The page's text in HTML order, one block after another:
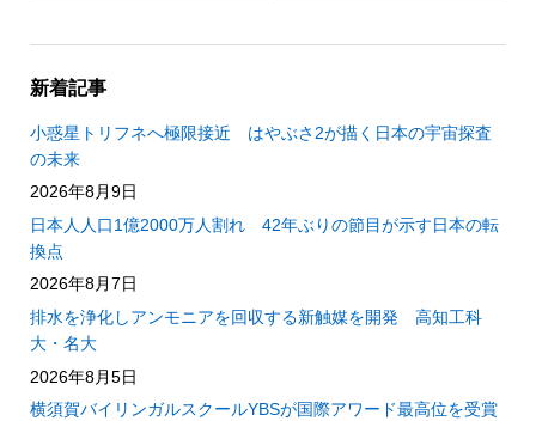
新着記事
小惑星トリフネへ極限接近 はやぶさ2が描く日本の宇宙探査
の未来
2026年8月9日
日本人人口1億2000万人割れ 42年ぶりの節目が示す日本の転
換点
2026年8月7日
排水を浄化しアンモニアを回収する新触媒を開発 高知工科
大・名大
2026年8月5日
横須賀バイリンガルスクールYBSが国際アワード最高位を受賞